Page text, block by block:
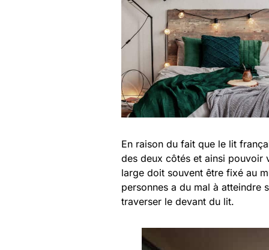
En raison du fait que le lit
des deux côtés et ainsi pouvoir
large doit souvent être fixé au
personnes a du mal à atteindre
traverser le devant du lit.